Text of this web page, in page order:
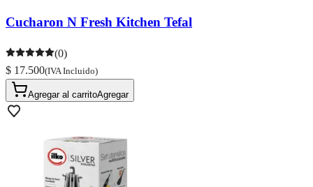
Cucharon N Fresh Kitchen Tefal
(0)
$ 17.500(IVA Incluido)
Agregar al carritoAgregar